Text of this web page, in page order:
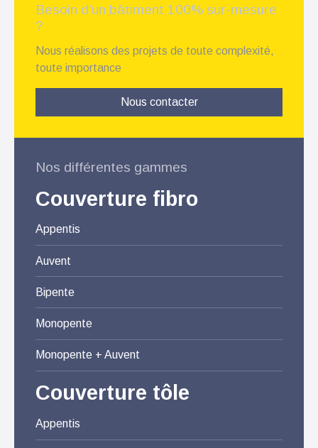
Besoin d’un bâtiment 100% sur-mesure
?
Nous réalisons des projets de toute complexité,
toute importance
Nous contacter
Nos différentes gammes
Couverture fibro
Appentis
Auvent
Bipente
Monopente
Monopente + Auvent
Couverture tôle
Appentis